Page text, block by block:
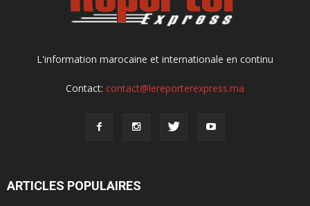
L'information marocaine et internationale en continu
Contact: contact@lereporterexpress.ma
ARTICLES POPULAIRES